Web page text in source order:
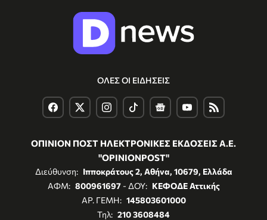
ΟΛΕΣ ΟΙ ΕΙΔΗΣΕΙΣ
ΟΠΙΝΙΟΝ ΠΟΣΤ ΗΛΕΚΤΡΟΝΙΚΕΣ ΕΚΔΟΣΕΙΣ Α.Ε.
"OPINIONPOST"
Διεύθυνση: Ιπποκράτους 2, Αθήνα, 10679, Ελλάδα
ΑΦΜ: 800961697- ΔΟΥ: ΚΕΦΟΔΕ Αττικής
ΑΡ. ΓΕΜΗ: 145803601000
Τηλ: 210 3608484